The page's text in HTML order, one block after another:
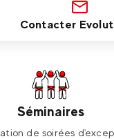
Contacter
Séminaires
de soirées